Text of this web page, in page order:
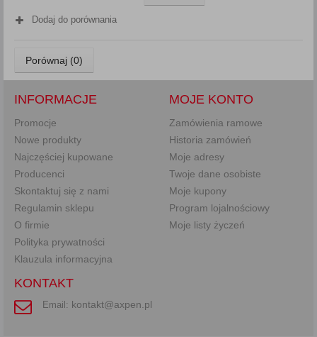
Dodaj do porównania
Porównaj (0)
INFORMACJE
Promocje
Nowe produkty
Najczęściej kupowane
Producenci
Skontaktuj się z nami
Regulamin sklepu
O firmie
Polityka prywatności
Klauzula informacyjna
MOJE KONTO
Zamówienia ramowe
Historia zamówień
Moje adresy
Twoje dane osobiste
Moje kupony
Program lojalnościowy
Moje listy życzeń
KONTAKT
Email: kontakt@axpen.pl